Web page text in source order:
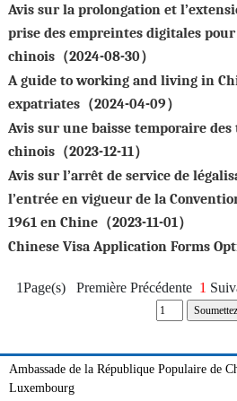
Avis sur la prolongation et
prise des empreintes digitales
chinois（2024-08-30）
A guide to working and living in
expatriates（2024-04-09）
Avis sur une baisse temporaire des
chinois（2023-12-11）
Avis sur l’arrêt de service de
l’entrée en vigueur de la
1961 en Chine（2023-11-01）
Chinese Visa Application Forms
1Page(s) Première Précédente 1
Ambassade de la République Populaire de
Luxembourg